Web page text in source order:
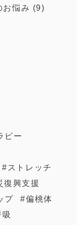
お悩み (9)
ピー
ストレッチ
復興支援
プ
偏桃体
吸